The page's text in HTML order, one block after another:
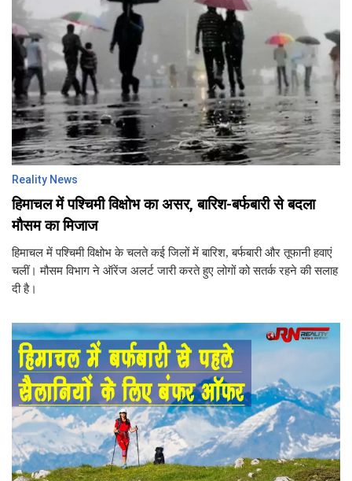
Reality News
हिमाचल में पश्चिमी विक्षोभ का असर, बारिश-बर्फबारी से बदला
मौसम का मिजाज
हिमाचल में पश्चिमी विक्षोभ के चलते कई जिलों में बारिश, बर्फबारी और तूफानी हवाएं
चलीं। मौसम विभाग ने ऑरेंज अलर्ट जारी करते हुए लोगों को सतर्क रहने की सलाह
दी है।